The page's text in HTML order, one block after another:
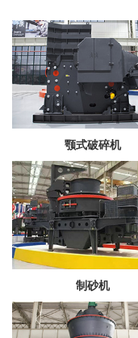
颚式破碎机
制砂机